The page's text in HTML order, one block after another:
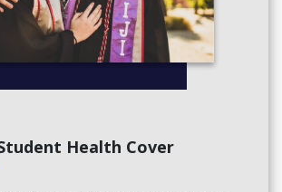
Printing, Visual Communication Design,
periods – choose 2 from Woodwork,
periods
Health Cover